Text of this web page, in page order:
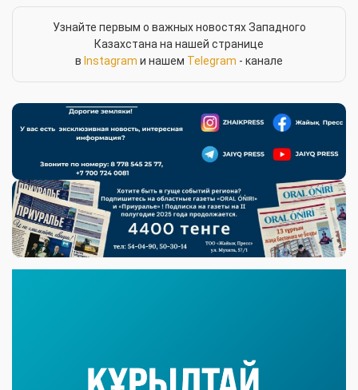
Узнайте первым о важных новостях Западного
Казахстана на нашей странице
в Instagram и нашем Telegram - канале